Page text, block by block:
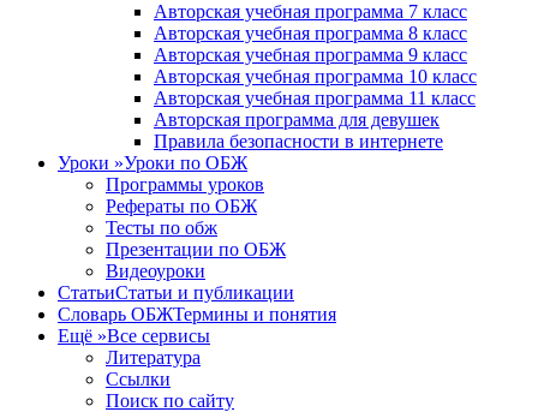
Авторская учебная программа 7 класс
Авторская учебная программа 8 класс
Авторская учебная программа 9 класс
Авторская учебная программа 10 класс
Авторская учебная программа 11 класс
Авторская программа для девушек
Правила безопасности в интернете
Уроки »Уроки по ОБЖ
Программы уроков
Рефераты по ОБЖ
Тесты по обж
Презентации по ОБЖ
Видеоуроки
СтатьиСтатьи и публикации
Словарь ОБЖТермины и понятия
Ещё »Все сервисы
Литература
Ссылки
Поиск по сайту